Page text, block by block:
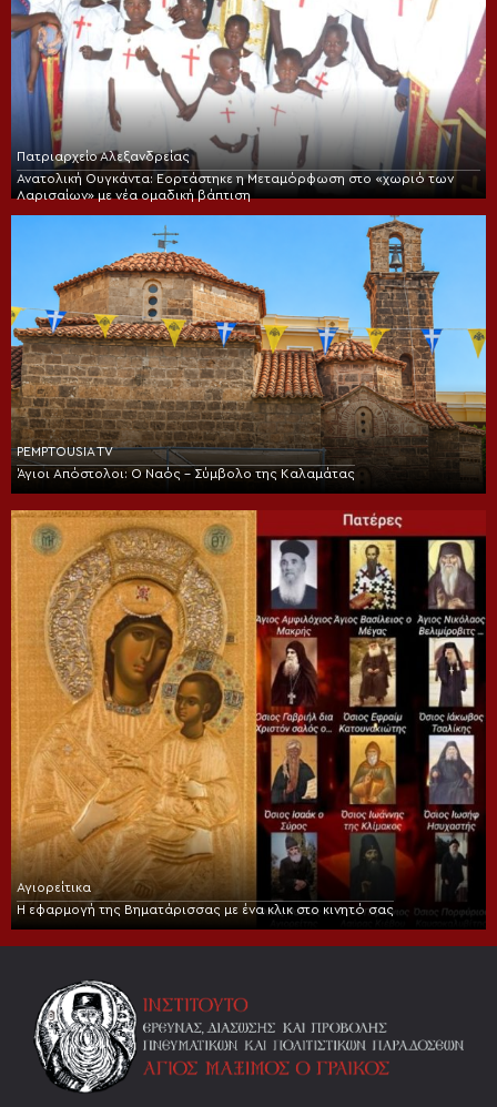
Πατριαρχείο Αλεξανδρείας
Ανατολική Ουγκάντα: Εορτάστηκε η Μεταμόρφωση στο «χωριό των
Λαρισαίων» με νέα ομαδική βάπτιση
PEMPTOUSIA TV
Άγιοι Απόστολοι: Ο Ναός – Σύμβολο της Καλαμάτας
Αγιορείτικα
Η εφαρμογή της Βηματάρισσας με ένα κλικ στο κινητό σας